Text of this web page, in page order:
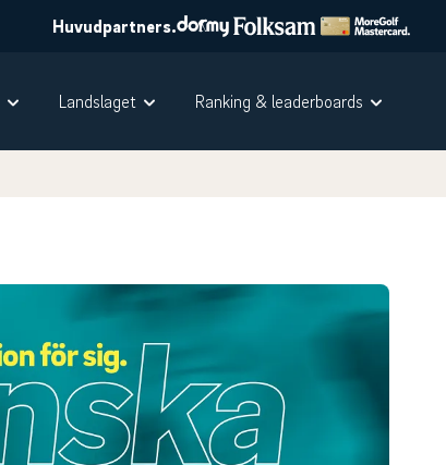
Huvudpartners.
Landslaget Ranking & leaderboards